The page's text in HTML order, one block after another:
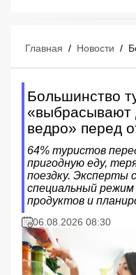
Главная / Новости /
Большинство
«выбрасывают
ведро» перед
64% туристов
пригодную еду,
поездку. Эксперты
специальный режим
продуктов и
06.08.2026 08:30